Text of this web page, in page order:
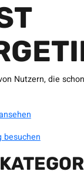
Nutzern, die
besuchen